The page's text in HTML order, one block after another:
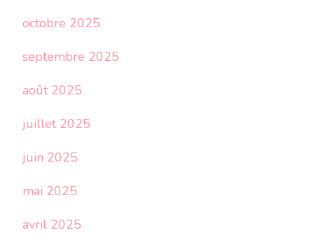
octobre 2025
septembre 2025
août 2025
juillet 2025
juin 2025
mai 2025
avril 2025